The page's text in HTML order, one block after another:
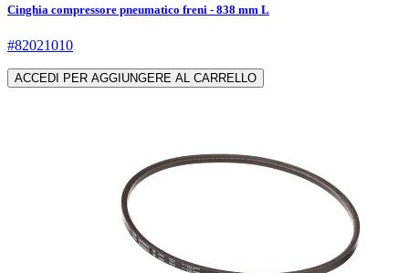
Cinghia compressore pneumatico freni - 838 mm L
#82021010
ACCEDI PER AGGIUNGERE AL CARRELLO